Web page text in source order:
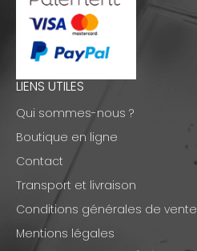
LIENS UTILES
Qui sommes-nous ?
Boutique en ligne
Contact
Transport et livraison
Conditions générales de vente
Mentions légales